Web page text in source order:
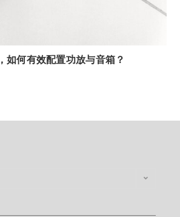
如何有效配置功放与音箱？